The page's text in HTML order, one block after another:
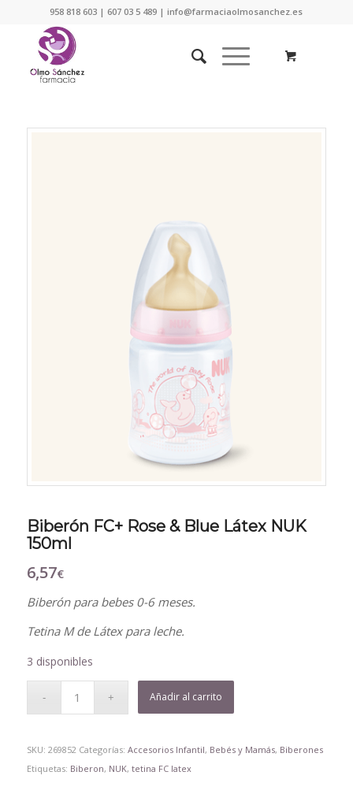
958 818 603 | 607 03 5 489 | info@farmaciaolmosanchez.es
Biberón FC+ Rose & Blue Látex NUK
150ml
6,57€
Biberón para bebes 0-6 meses.
Tetina M de Látex para leche.
3 disponibles
Añadir al carrito
SKU: 269852 Categorías: Accesorios Infantil, Bebés y Mamás, Biberones
Etiquetas: Biberon, NUK, tetina FC latex